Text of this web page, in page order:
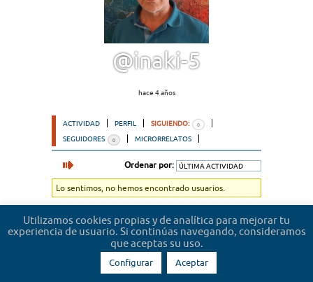
@inaki-5
hace 4 años
ACTIVIDAD PERFIL SIGUIENDO: 0
SEGUIDORES 0 MICRORRELATOS
Ordenar por:
Lo sentimos, no hemos encontrado usuarios.
Utilizamos cookies propias y de analítica para mejorar tu
experiencia de usuario. Si continúas navegando, consideramos
que aceptas su uso.
Configurar Aceptar